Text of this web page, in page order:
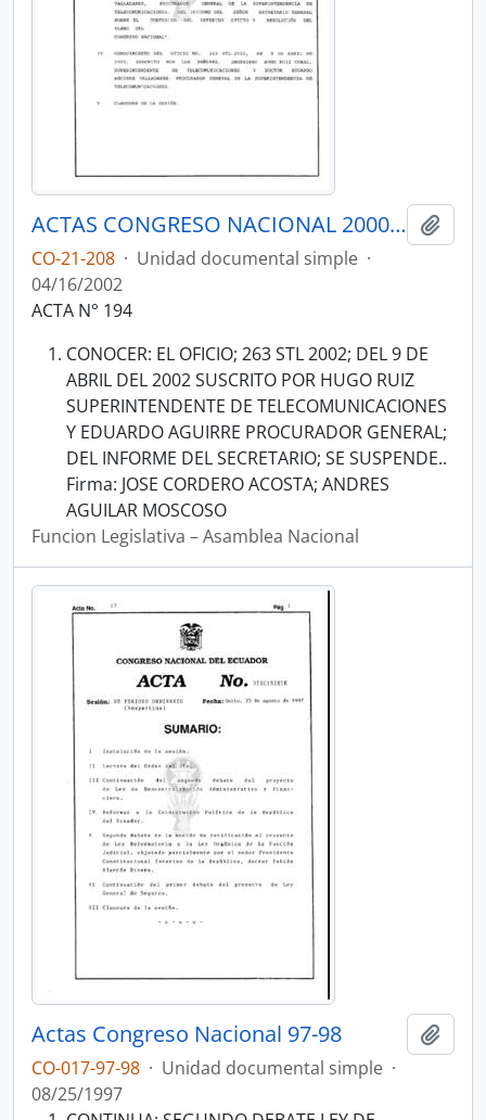
ACTAS CONGRESO NACIONAL 2000-2002
CO-21-208 · Unidad documental simple ·
04/16/2002
ACTA N° 194
CONOCER: EL OFICIO; 263 STL 2002; DEL 9 DE
ABRIL DEL 2002 SUSCRITO POR HUGO RUIZ
SUPERINTENDENTE DE TELECOMUNICACIONES
Y EDUARDO AGUIRRE PROCURADOR GENERAL;
DEL INFORME DEL SECRETARIO; SE SUSPENDE..
Firma: JOSE CORDERO ACOSTA; ANDRES
AGUILAR MOSCOSO
Funcion Legislativa – Asamblea Nacional
Actas Congreso Nacional 97-98
CO-017-97-98 · Unidad documental simple ·
08/25/1997